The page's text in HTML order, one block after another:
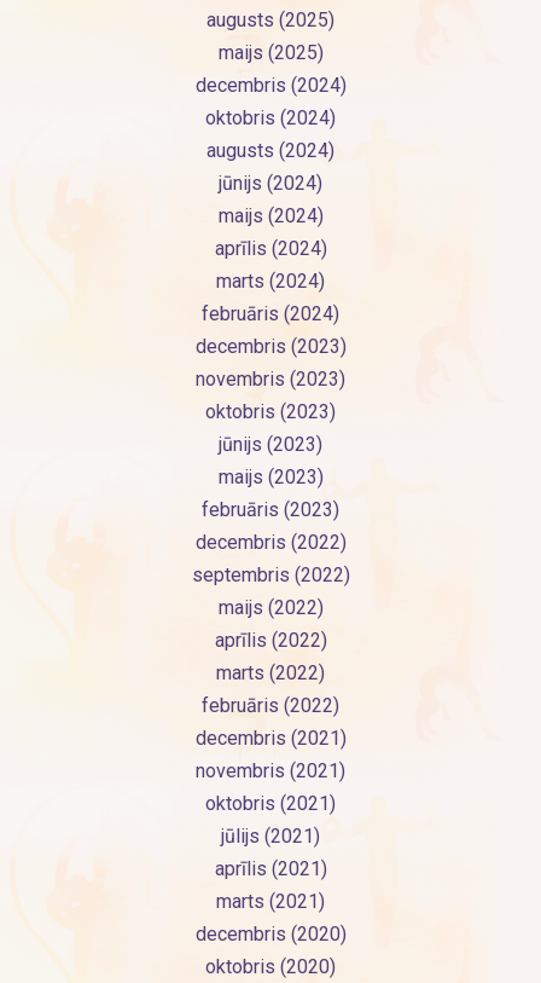
augusts (2025)
maijs (2025)
decembris (2024)
oktobris (2024)
augusts (2024)
jūnijs (2024)
maijs (2024)
aprīlis (2024)
marts (2024)
februāris (2024)
decembris (2023)
novembris (2023)
oktobris (2023)
jūnijs (2023)
maijs (2023)
februāris (2023)
decembris (2022)
septembris (2022)
maijs (2022)
aprīlis (2022)
marts (2022)
februāris (2022)
decembris (2021)
novembris (2021)
oktobris (2021)
jūlijs (2021)
aprīlis (2021)
marts (2021)
decembris (2020)
oktobris (2020)